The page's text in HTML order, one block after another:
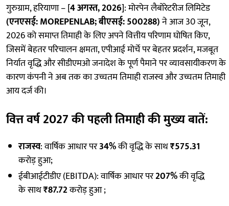
गुरुग्राम, हरियाणा – [4 अगस्त, 2026]: मोरपेन लैबोरेटरीज लिमिटेड
(एनएसई:MOREPENLAB; बीएसई: 500288)ने आज 30 जून,
2026 को समाप्त तिमाही के लिए अपने वित्तीय परिणाम घोषित किए,
जिसमें बेहतर परिचालन क्षमता, एपीआई मोर्चे पर बेहतर प्रदर्शन, मजबूत
निर्यात वृद्धि और सीडीएमओ जनादेश के पूर्ण पैमाने पर व्यावसायीकरण के
कारण कंपनी ने अब तक का उच्चतम तिमाही राजस्व और उच्चतम तिमाही
आय दर्ज की।
वित्त वर्ष 2027 की पहली तिमाही की मुख्य बातें:
राजस्व: वार्षिक आधार पर34%की वृद्धि के साथ₹575.31
करोड़ हुआ;
ईबीआईटीडीए (EBITDA): वार्षिक आधार पर207%की वृद्धि
के साथ₹87.72करोड़ हुआ ;